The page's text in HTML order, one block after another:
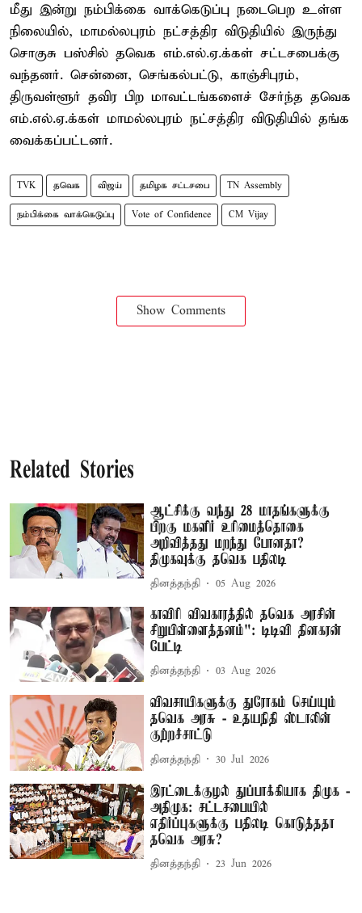
மீது இன்று நம்பிக்கை வாக்கெடுப்பு நடைபெற உள்ள
நிலையில், மாமல்லபுரம் நட்சத்திர விடுதியில் இருந்து
சொகுசு பஸ்சில் தவெக எம்.எல்.ஏ.க்கள் சட்டசபைக்கு
வந்தனர். சென்னை, செங்கல்பட்டு, காஞ்சிபுரம்,
திருவள்ளூர் தவிர பிற மாவட்டங்களைச் சேர்ந்த தவெக
எம்.எல்.ஏ.க்கள் மாமல்லபுரம் நட்சத்திர விடுதியில் தங்க
வைக்கப்பட்டனர்.
TVK தவெக விஜய் தமிழக சட்டசபை TN Assembly
நம்பிக்கை வாக்கெடுப்பு Vote of Confidence CM Vijay
Show Comments
Related Stories
ஆட்சிக்கு வந்து 28 மாதங்களுக்கு
பிறகு மகளிர் உரிமைத்தொகை
அறிவித்தது மறந்து போனதா?
திமுகவுக்கு தவெக பதிலடி
தினத்தந்தி 05 Aug 2026
காவிரி விவகாரத்தில் தவெக அரசின்
சிறுபிள்ளைத்தனம்": டிடிவி தினகரன்
பேட்டி
தினத்தந்தி 03 Aug 2026
விவசாயிகளுக்கு துரோகம் செய்யும்
தவெக அரசு - உதயநிதி ஸ்டாலின்
குற்றச்சாட்டு
தினத்தந்தி 30 Jul 2026
இரட்டைக்குழல் துப்பாக்கியாக திமுக -
அதிமுக: சட்டசபையில்
எதிர்ப்புகளுக்கு பதிலடி கொடுத்ததா
தவெக அரசு?
தினத்தந்தி 23 Jun 2026